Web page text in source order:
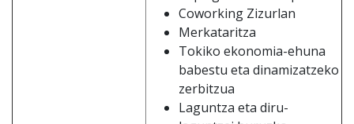
Coworking Zizurlan
Merkataritza
Tokiko ekonomia-ehuna
babestu eta dinamizatzeko
zerbitzua
Laguntza eta diru-